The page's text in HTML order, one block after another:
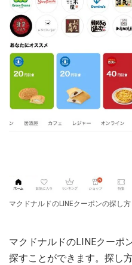
マクドナルドのLINEクーポンの探し方
マクドナルドのLINEクーポ
探すことができます。探し